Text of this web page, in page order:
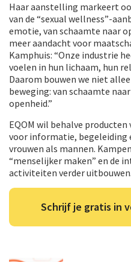
Haar aanstelling markeert
van de “sexual wellness”-
emotie, van schaamte naar
meer aandacht voor
Kamphuis: “Onze industrie
voelen in hun lichaam, hun
Daarom bouwen we niet
beweging: van schaamte
openheid.”
EQOM wil behalve
voor informatie, begeleiding
vrouwen als mannen.
“menselijker maken” en de
activiteiten verder uitbouwen.
Schrijf je gratis in